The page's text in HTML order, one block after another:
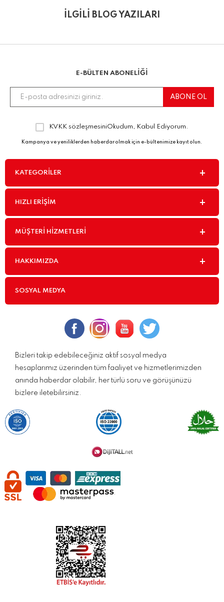
İLGİLİ BLOG YAZILARI
E-BÜLTEN ABONELİĞİ
KVKK sözleşmesiniOkudum, Kabul Ediyorum.
Kampanya ve yeniliklerden haberdar olmak için e-bültenimize kayıt olun.
KATEGORILER
HIZLI ERIŞIM
MÜŞTERI HIZMETLERI
HAKKIMIZDA
SOSYAL MEDYA
Bizleri takip edebileceğiniz aktif sosyal medya
hesaplarımız üzerinden tüm faaliyet ve hizmetlerimizden
anında haberdar olabilir, her türlü soru ve görüşünüzü
bizlere iletebilirsiniz.